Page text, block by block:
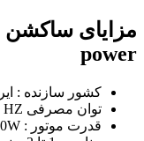
power
کشور سازنده :
توان مصرفی AC 230 V, 50 – 60 HZ
قدرت موتور : 370W